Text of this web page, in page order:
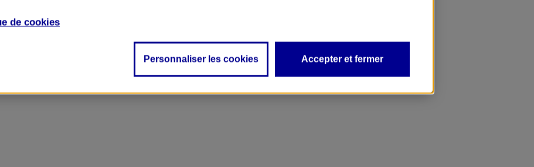
de cookies
Personnaliser les cookies Accepter et fermer